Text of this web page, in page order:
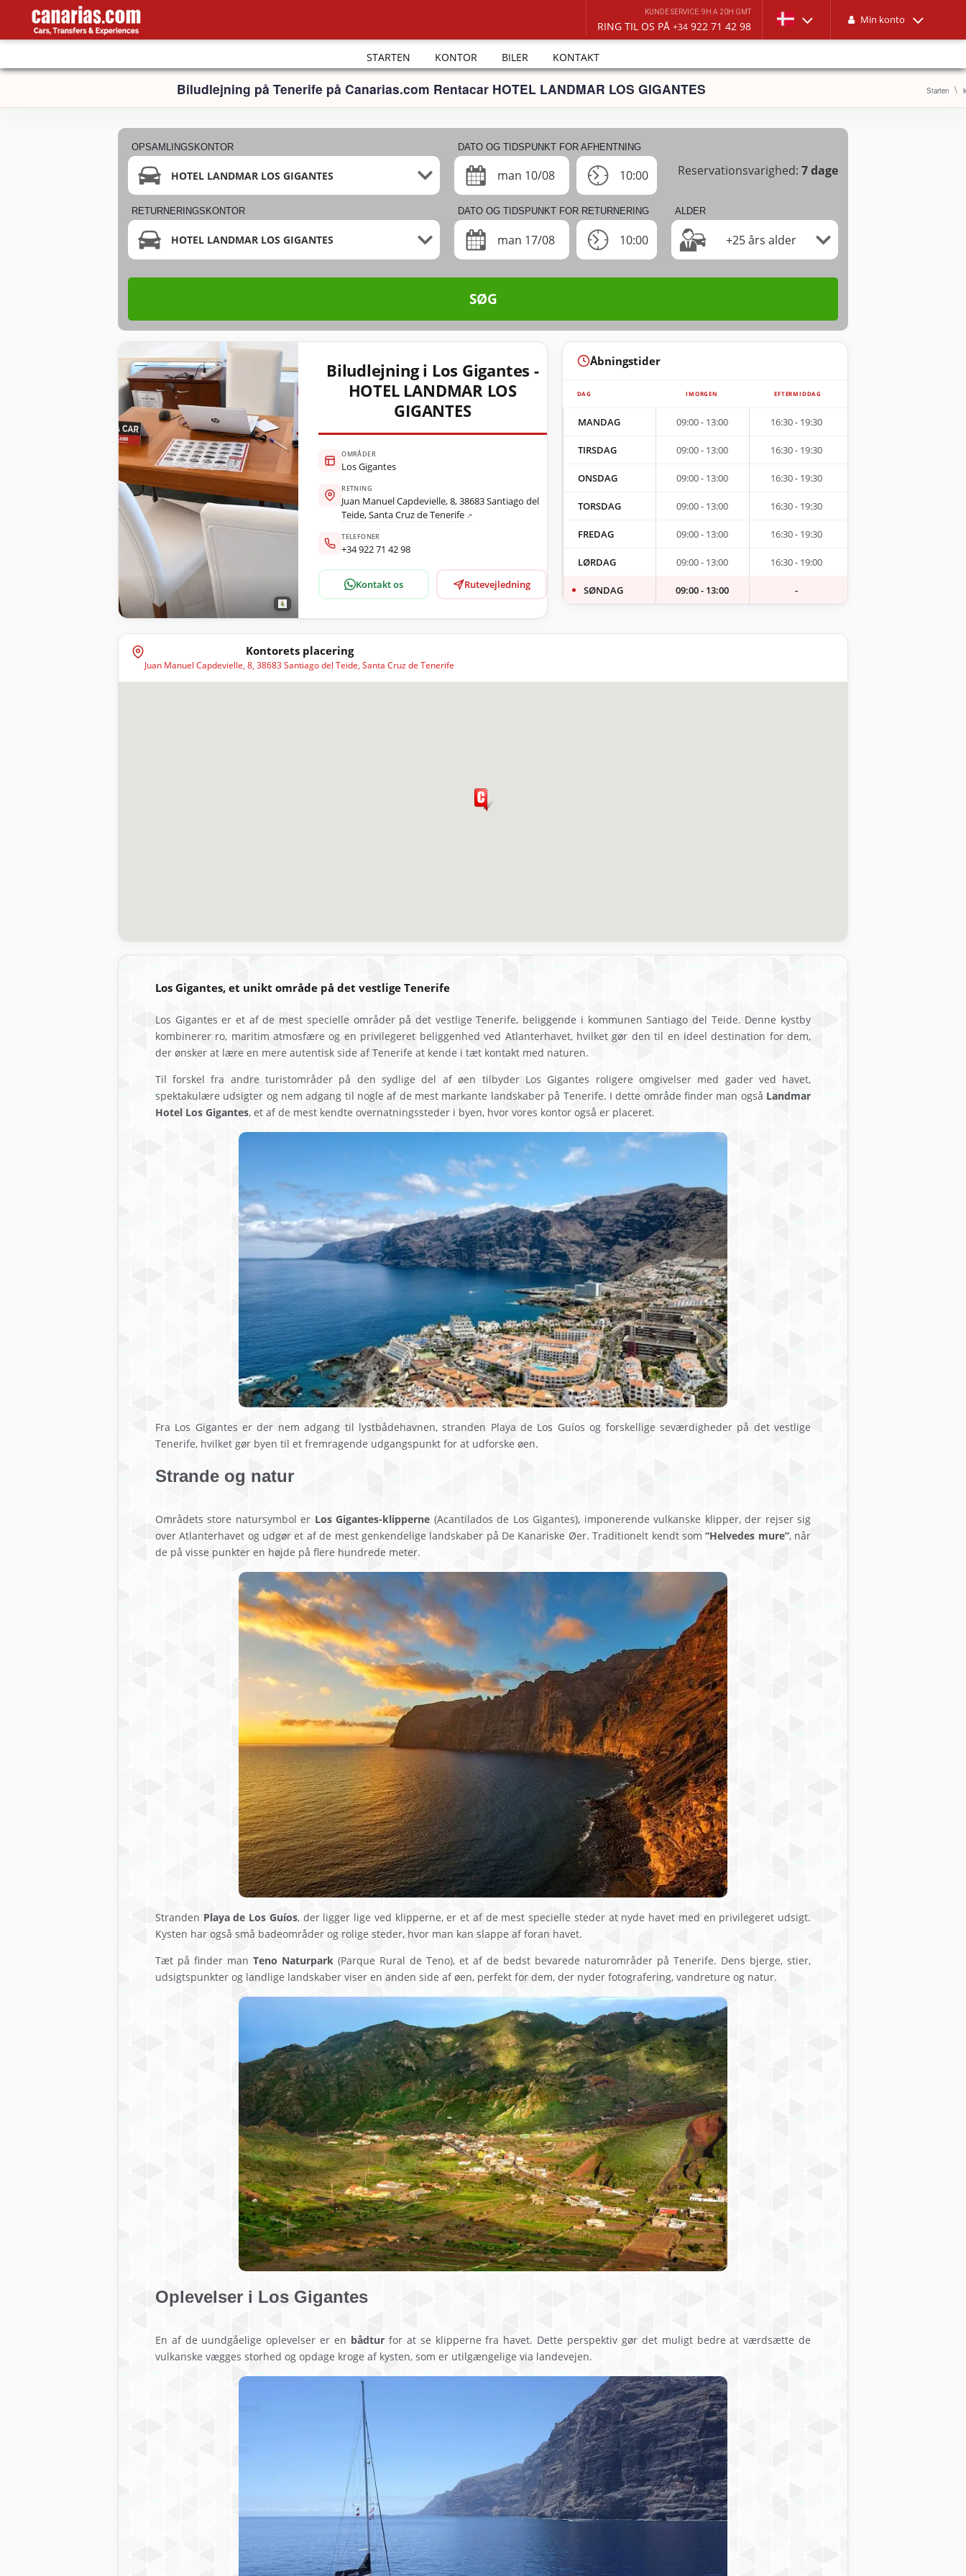
KUNDE SERVICE: 9H A 20H GMT
RING TIL OS PÅ +34 922 71 42 98 Min konto
STARTEN KONTOR BILER KONTAKT
Biludlejning på Tenerife på Canarias.com Rentacar HOTEL LANDMAR LOS GIGANTES Starten
OPSAMLINGSKONTOR
HOTEL LANDMAR LOS GIGANTES
DATO OG TIDSPUNKT FOR AFHENTNING
man 10/08 10:00 Reservationsvarighed: 7 dage
RETURNERINGSKONTOR
HOTEL LANDMAR LOS GIGANTES
DATO OG TIDSPUNKT FOR RETURNERING
man 17/08 10:00
ALDER
+25 års alder
SØG
Biludlejning i Los Gigantes -
HOTEL LANDMAR LOS
GIGANTES
OMRÅDER
Los Gigantes
RETNING
Juan Manuel Capdevielle, 8, 38683 Santiago del
Teide, Santa Cruz de Tenerife
TELEFONER
+34 922 71 42 98
Kontakt os Rutevejledning
Åbningstider
DAG IMORGEN EFTERMIDDAG
MANDAG 09:00 - 13:00 16:30 - 19:30
TIRSDAG 09:00 - 13:00 16:30 - 19:30
ONSDAG 09:00 - 13:00 16:30 - 19:30
TORSDAG 09:00 - 13:00 16:30 - 19:30
FREDAG 09:00 - 13:00 16:30 - 19:30
LØRDAG 09:00 - 13:00 16:30 - 19:00
SØNDAG 09:00 - 13:00 -
Kontorets placering
Juan Manuel Capdevielle, 8, 38683 Santiago del Teide, Santa Cruz de Tenerife
Los Gigantes, et unikt område på det vestlige Tenerife
Los Gigantes er et af de mest specielle områder på det vestlige Tenerife, beliggende i kommunen Santiago del Teide. Denne kystby
kombinerer ro, maritim atmosfære og en privilegeret beliggenhed ved Atlanterhavet, hvilket gør den til en ideel destination for dem,
der ønsker at lære en mere autentisk side af Tenerife at kende i tæt kontakt med naturen.
Til forskel fra andre turistområder på den sydlige del af øen tilbyder Los Gigantes roligere omgivelser med gader ved havet,
spektakulære udsigter og nem adgang til nogle af de mest markante landskaber på Tenerife. I dette område finder man også Landmar
Hotel Los Gigantes, et af de mest kendte overnatningssteder i byen, hvor vores kontor også er placeret.
Fra Los Gigantes er der nem adgang til lystbådehavnen, stranden Playa de Los Guíos og forskellige seværdigheder på det vestlige
Tenerife, hvilket gør byen til et fremragende udgangspunkt for at udforske øen.
Strande og natur
Områdets store natursymbol er Los Gigantes-klipperne (Acantilados de Los Gigantes), imponerende vulkanske klipper, der rejser sig
over Atlanterhavet og udgør et af de mest genkendelige landskaber på De Kanariske Øer. Traditionelt kendt som“Helvedes mure”, når
de på visse punkter en højde på flere hundrede meter.
Stranden Playa de Los Guíos, der ligger lige ved klipperne, er et af de mest specielle steder at nyde havet med en privilegeret udsigt.
Kysten har også små badeområder og rolige steder, hvor man kan slappe af foran havet.
Tæt på finder man Teno Naturpark(Parque Rural de Teno), et af de bedst bevarede naturområder på Tenerife. Dens bjerge, stier,
udsigtspunkter og landlige landskaber viser en anden side af øen, perfekt for dem, der nyder fotografering, vandreture og natur.
Oplevelser i Los Gigantes
En af de uundgåelige oplevelser er en bådturfor at se klipperne fra havet. Dette perspektiv gør det muligt bedre at værdsætte de
vulkanske vægges storhed og opdage kroge af kysten, som er utilgængelige via landevejen.